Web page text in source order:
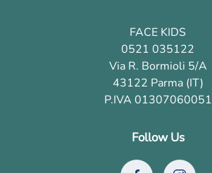
FACE KIDS
0521 035122
Via R. Bormioli 5/A
43122 Parma (IT)
P.IVA 01307060051
Follow Us